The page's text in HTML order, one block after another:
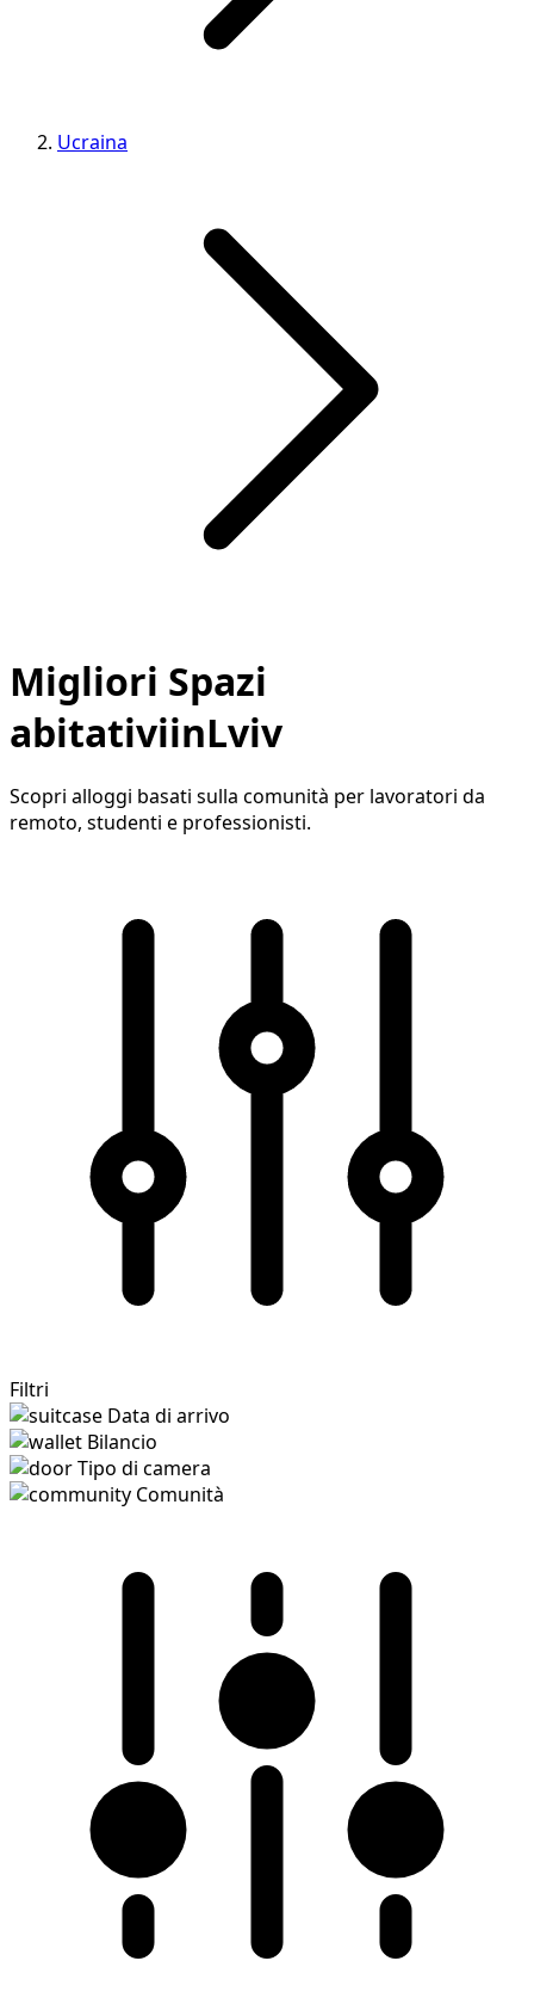
Ucraina
Migliori Spazi
abitativiinLviv
Scopri alloggi basati sulla comunità per lavoratori da
remoto, studenti e professionisti.
Filtri
Data di arrivo
Bilancio
Tipo di camera
Comunità